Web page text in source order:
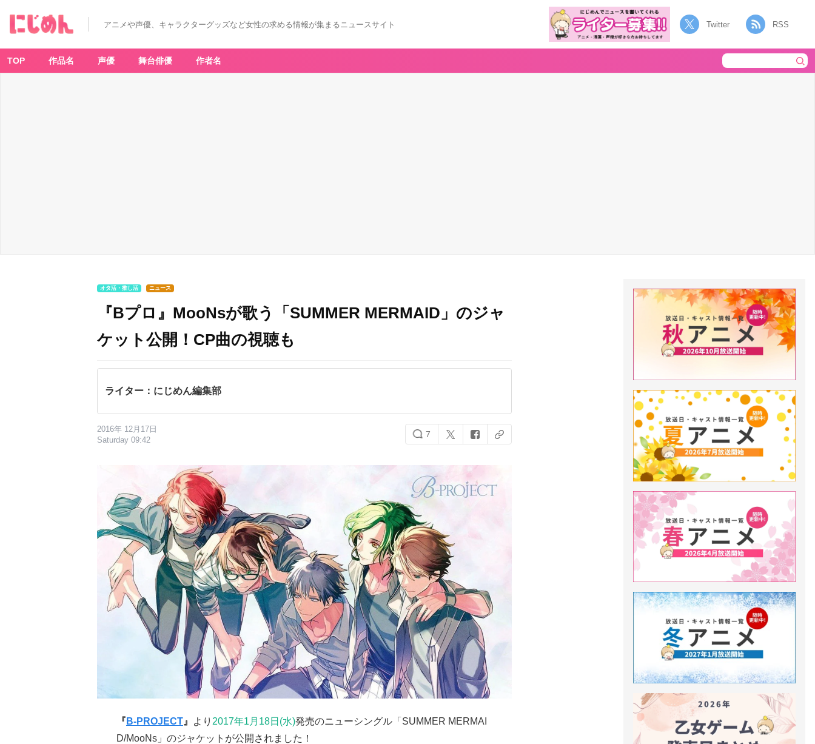
アニメや声優、キャラクターグッズなど女性の求める情報が集まるニュースサイト Twitter RSS
TOP 作品名 声優 舞台俳優 作者名
オタ活・推し活 ニュース
『Bプロ』MooNs​が歌う「SUMMER MERMAID」のジャ
ケット公開！CP曲の視聴も
ライター：にじめん編集部
2016年 12月17日
Saturday 09:42
7
『 B-PROJECT 』 より 2017年1月18日(水)発売のニューシングル「SUMMER MERMAI
D/MooNs」のジャケットが公開されました！